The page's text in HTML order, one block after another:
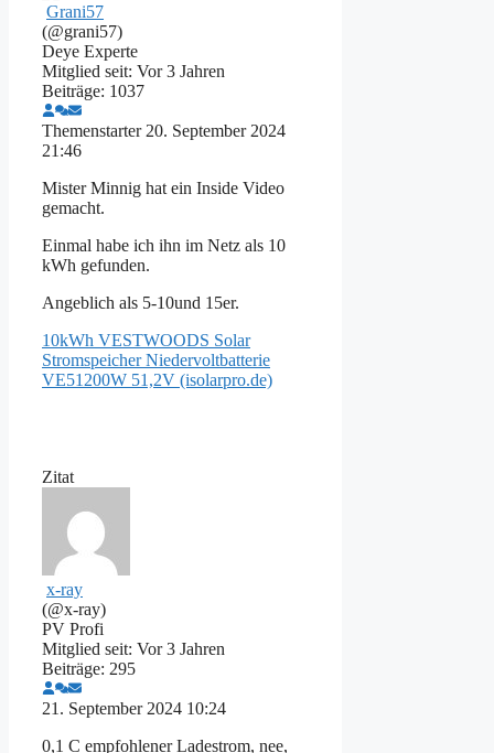
Grani57
(@grani57)
Deye Experte
Mitglied seit: Vor 3 Jahren
Beiträge: 1037
Themenstarter 20. September 2024
21:46
Mister Minnig hat ein Inside Video
gemacht.
Einmal habe ich ihn im Netz als 10
kWh gefunden.
Angeblich als 5-10und 15er.
10kWh VESTWOODS Solar
Stromspeicher Niedervoltbatterie
VE51200W 51,2V (isolarpro.de)
Zitat
x-ray
(@x-ray)
PV Profi
Mitglied seit: Vor 3 Jahren
Beiträge: 295
21. September 2024 10:24
0,1 C empfohlener Ladestrom, nee,